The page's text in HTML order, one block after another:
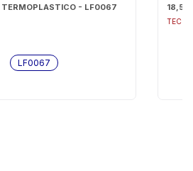
TERMOPLASTICO - LF0067
LF0067
TECH